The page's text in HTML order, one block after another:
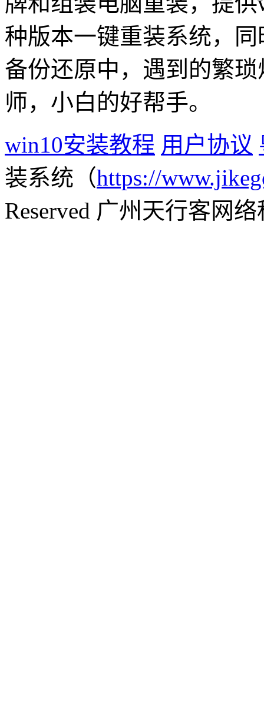
种版本一键重装系统，
备份还原中，遇到的繁
师，小白的好帮手。
win10安装教程 用户协议
装系统（https://
Reserved 广州天行客网